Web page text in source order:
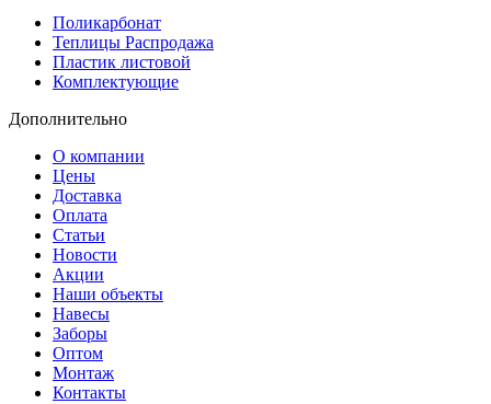
Поликарбонат
Теплицы Распродажа
Пластик листовой
Комплектующие
Дополнительно
О компании
Цены
Доставка
Оплата
Статьи
Новости
Акции
Наши объекты
Навесы
Заборы
Оптом
Монтаж
Контакты